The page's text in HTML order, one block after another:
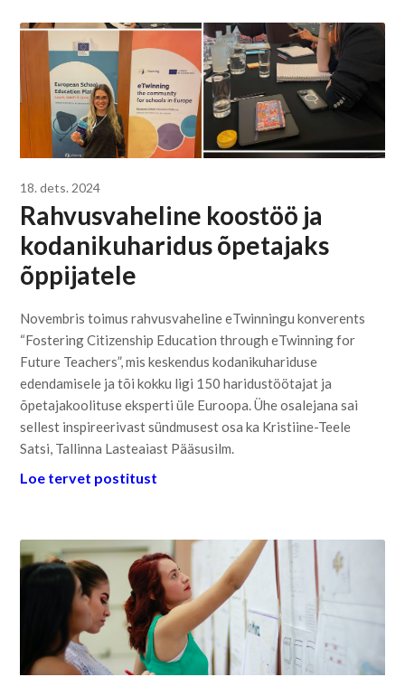
18. dets. 2024
Rahvusvaheline koostöö ja
kodanikuharidus õpetajaks
õppijatele
Novembris toimus rahvusvaheline eTwinningu konverents
“Fostering Citizenship Education through eTwinning for
Future Teachers”, mis keskendus kodanikuhariduse
edendamisele ja tõi kokku ligi 150 haridustöötajat ja
õpetajakoolituse eksperti üle Euroopa. Ühe osalejana sai
sellest inspireerivast sündmusest osa ka Kristiine-Teele
Satsi, Tallinna Lasteaiast Pääsusilm.
Loe tervet postitust